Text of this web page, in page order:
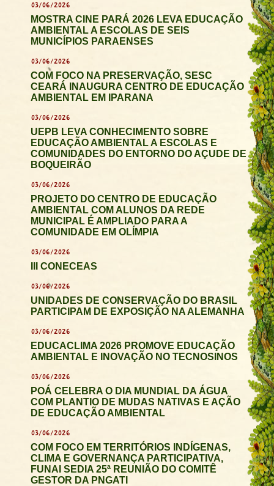
03/06/2026
MOSTRA CINE PARÁ 2026 LEVA EDUCAÇÃO
AMBIENTAL A ESCOLAS DE SEIS
MUNICÍPIOS PARAENSES
03/06/2026
COM FOCO NA PRESERVAÇÃO, SESC
CEARÁ INAUGURA CENTRO DE EDUCAÇÃO
AMBIENTAL EM IPARANA
03/06/2026
UEPB LEVA CONHECIMENTO SOBRE
EDUCAÇÃO AMBIENTAL A ESCOLAS E
COMUNIDADES DO ENTORNO DO AÇUDE DE
BOQUEIRÃO
03/06/2026
PROJETO DO CENTRO DE EDUCAÇÃO
AMBIENTAL COM ALUNOS DA REDE
MUNICIPAL É AMPLIADO PARA A
COMUNIDADE EM OLÍMPIA
03/06/2026
III CONECEAS
03/06/2026
UNIDADES DE CONSERVAÇÃO DO BRASIL
PARTICIPAM DE EXPOSIÇÃO NA ALEMANHA
03/06/2026
EDUCACLIMA 2026 PROMOVE EDUCAÇÃO
AMBIENTAL E INOVAÇÃO NO TECNOSINOS
03/06/2026
POÁ CELEBRA O DIA MUNDIAL DA ÁGUA
COM PLANTIO DE MUDAS NATIVAS E AÇÃO
DE EDUCAÇÃO AMBIENTAL
03/06/2026
COM FOCO EM TERRITÓRIOS INDÍGENAS,
CLIMA E GOVERNANÇA PARTICIPATIVA,
FUNAI SEDIA 25ª REUNIÃO DO COMITÊ
GESTOR DA PNGATI